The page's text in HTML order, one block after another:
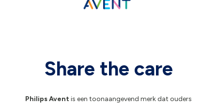
Share the care
Philips Aventis een toonaangevend merk dat ouders